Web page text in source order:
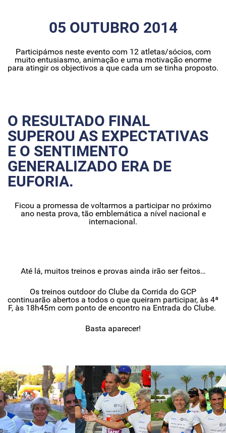
05 OUTUBRO 2014
Participámos neste evento com 12 atletas/sócios, com
muito entusiasmo, animação e uma motivação enorme
para atingir os objectivos a que cada um se tinha proposto.
O RESULTADO FINAL
SUPEROU AS EXPECTATIVAS
E O SENTIMENTO
GENERALIZADO ERA DE
EUFORIA.
Ficou a promessa de voltarmos a participar no próximo
ano nesta prova, tão emblemática a nível nacional e
internacional.
Até lá, muitos treinos e provas ainda irão ser feitos…
Os treinos outdoor do Clube da Corrida do GCP
continuarão abertos a todos o que queiram participar, às 4ª
F, às 18h45m com ponto de encontro na Entrada do Clube.
Basta aparecer!